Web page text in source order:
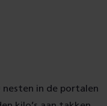
nesten in de portalen